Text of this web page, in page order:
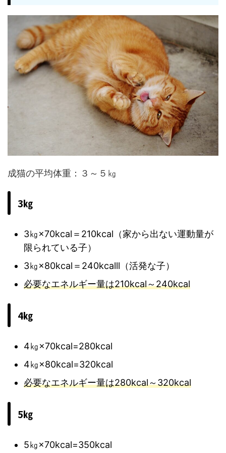
成猫の平均体重：３～５㎏
3㎏
3㎏×70kcal＝210kcal（家から出ない運動量が
限られている子）
3㎏×80kcal＝240kcalll（活発な子）
必要なエネルギー量は210kcal～240kcal
4㎏
4㎏×70kcal=280kcal
4㎏×80kcal=320kcal
必要なエネルギー量は280kcal～320kcal
5㎏
5㎏×70kcal=350kcal